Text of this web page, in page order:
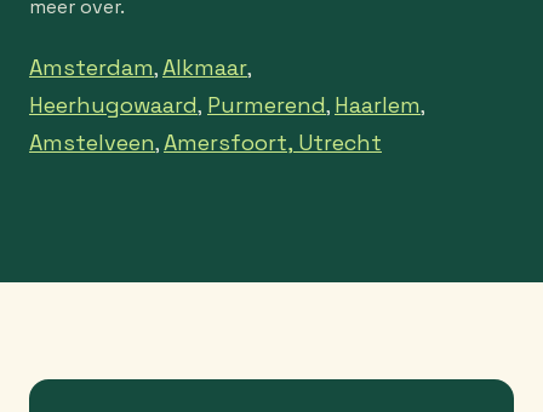
meer over.
Amsterdam,Alkmaar,
Heerhugowaard, Purmerend, Haarlem,
Amstelveen,Amersfoort, Utrecht